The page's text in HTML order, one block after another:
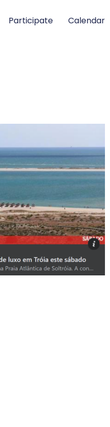
Participate Calendar